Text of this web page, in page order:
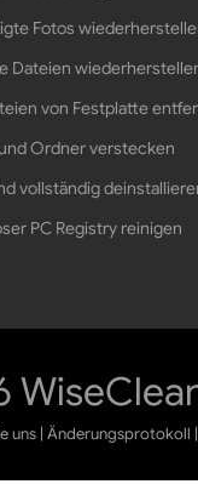
Fotos
Dateien
von Festplatte
Ordner verstecken
vollständig
PC Registry reinigen
uns |Änderungsprotokoll